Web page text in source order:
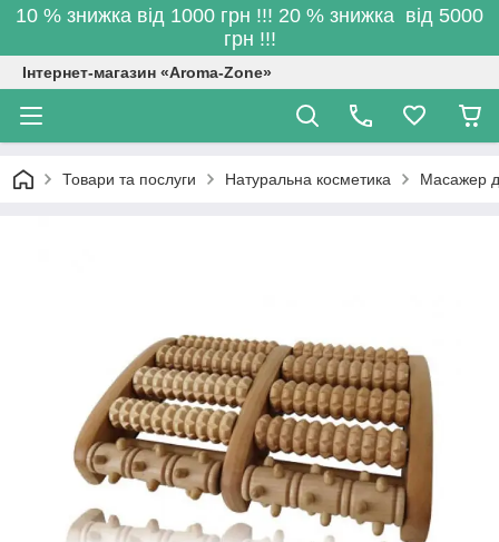
10 % знижка від 1000 грн !!! 20 % знижка від 5000
грн !!!
Інтернет-магазин «Aroma-Zone»
Товари та послуги Натуральна косметика Масажер